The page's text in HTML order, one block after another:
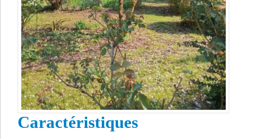
Caractéristiques